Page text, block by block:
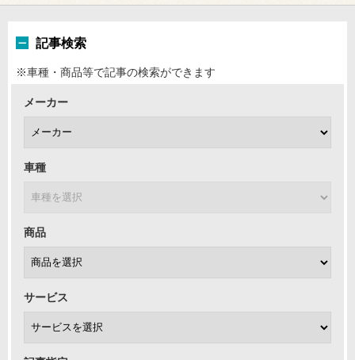
記事検索
※車種・商品等で記事の検索ができます
メーカー
車種
商品
サービス